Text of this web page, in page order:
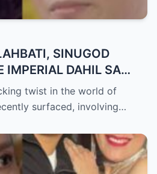
SINUGOD
IMPERIAL DAHIL SA
KAY RICHARD
Komprontasyon,
na Girian!
twist in the world of
surfaced, involving…